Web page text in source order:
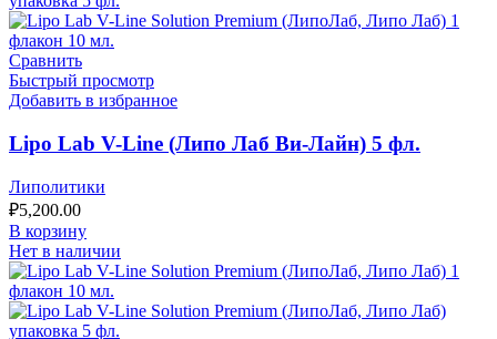
Сравнить
Быстрый просмотр
Добавить в избранное
Lipo Lab V-Line (Липо Лаб Ви-Лайн) 5 фл.
Липолитики
₽5,200.00
В корзину
Нет в наличии